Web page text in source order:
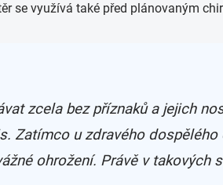
se využívá také před plánovaným
zcela bez příznaků a jejich
. Zatímco u zdravého
ohrožení. Právě v takových